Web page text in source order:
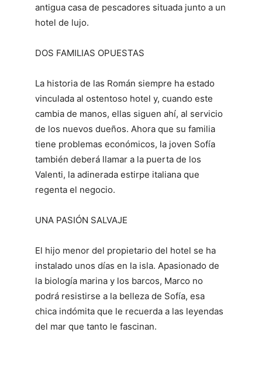
antigua casa de pescadores situada junto a un
hotel de lujo.
DOS FAMILIAS OPUESTAS
La historia de las Román siempre ha estado
vinculada al ostentoso hotel y, cuando este
cambia de manos, ellas siguen ahí, al servicio
de los nuevos dueños. Ahora que su familia
tiene problemas económicos, la joven Sofía
también deberá llamar a la puerta de los
Valenti, la adinerada estirpe italiana que
regenta el negocio.
UNA PASIÓN SALVAJE
El hijo menor del propietario del hotel se ha
instalado unos días en la isla. Apasionado de
la biología marina y los barcos, Marco no
podrá resistirse a la belleza de Sofía, esa
chica indómita que le recuerda a las leyendas
del mar que tanto le fascinan.